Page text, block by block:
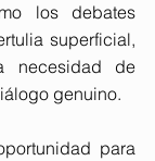
los debates
superficial,
necesidad de
genuino.
para